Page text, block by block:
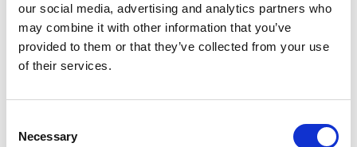
our social media, advertising and analytics partners who
may combine it with other information that you’ve
provided to them or that they’ve collected from your use
of their services.
Selection
Necessary
Reviews